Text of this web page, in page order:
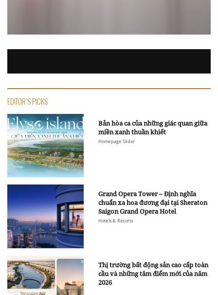
EDITOR'S PICKS
Bản hòa ca của những giác quan giữa
miền xanh thuần khiết
Homepage Slider
Grand Opera Tower – Định nghĩa
chuẩn xa hoa đương đại tại Sheraton
Saigon Grand Opera Hotel
Hotels & Resorts
Thị trường bất động sản cao cấp toàn
cầu và những tâm điểm mới của năm
2026